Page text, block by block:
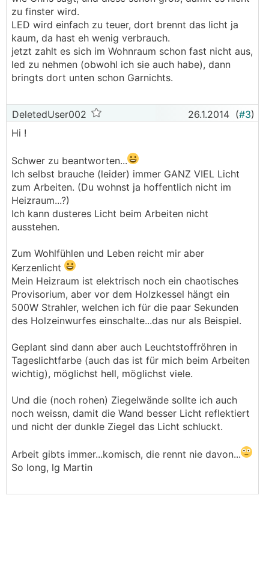
zu finster wird.
LED wird einfach zu teuer, dort brennt das licht ja
kaum, da hast eh wenig verbrauch.
jetzt zahlt es sich im Wohnraum schon fast nicht aus,
led zu nehmen (obwohl ich sie auch habe), dann
bringts dort unten schon Garnichts.
DeletedUser002 26.1.2014 (#3)
Hi !
Schwer zu beantworten...
Ich selbst brauche (leider) immer GANZ VIEL Licht
zum Arbeiten. (Du wohnst ja hoffentlich nicht im
Heizraum...?)
Ich kann dusteres Licht beim Arbeiten nicht
ausstehen.
Zum Wohlfühlen und Leben reicht mir aber
Kerzenlicht
Mein Heizraum ist elektrisch noch ein chaotisches
Provisorium, aber vor dem Holzkessel hängt ein
500W Strahler, welchen ich für die paar Sekunden
des Holzeinwurfes einschalte...das nur als Beispiel.
Geplant sind dann aber auch Leuchtstoffröhren in
Tageslichtfarbe (auch das ist für mich beim Arbeiten
wichtig), möglichst hell, möglichst viele.
Und die (noch rohen) Ziegelwände sollte ich auch
noch weissn, damit die Wand besser Licht reflektiert
und nicht der dunkle Ziegel das Licht schluckt.
Arbeit gibts immer...komisch, die rennt nie davon...
So long, lg Martin